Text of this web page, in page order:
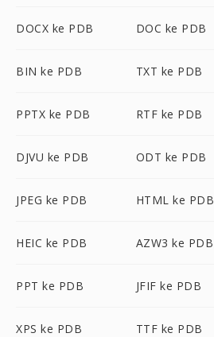
DOCX ke PDB DOC ke PDB
BIN ke PDB TXT ke PDB
PPTX ke PDB RTF ke PDB
DJVU ke PDB ODT ke PDB
JPEG ke PDB HTML ke PDB
HEIC ke PDB AZW3 ke PDB
PPT ke PDB JFIF ke PDB
XPS ke PDB TTF ke PDB